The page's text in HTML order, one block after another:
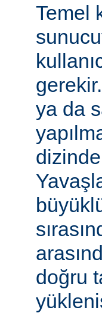
Temel
ya da
doğru